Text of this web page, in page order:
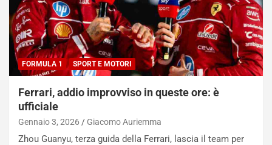
FORMULA 1 SPORT E MOTORI
Ferrari, addio improvviso in queste ore: è
ufficiale
Gennaio 3, 2026 Giacomo Auriemma
Zhou Guanyu, terza guida della Ferrari, lascia il team per